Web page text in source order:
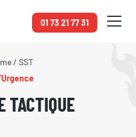
01 73 21 77 31
/ SST
TACTIQUE